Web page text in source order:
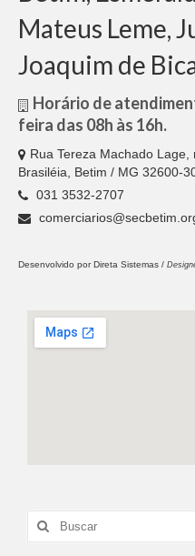
Mateus Leme,
Joaquim de
Horário de
feira das 08h às 16h.
Rua Tereza Machado Lage,
Brasiléia, Betim / MG 32600-
031 3532-2707
Desenvolvido porDireta Sistemas /